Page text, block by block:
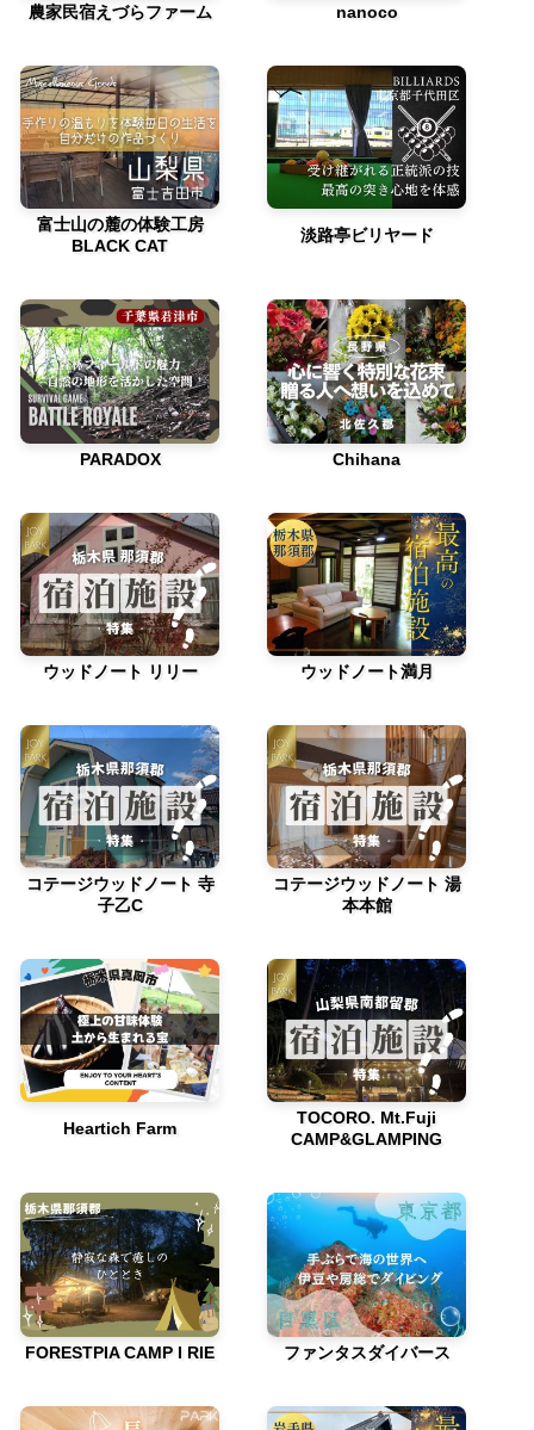
農家民宿えづらファーム nanoco
富士山の麓の体験工房
BLACK CAT
淡路亭ビリヤード
PARADOX Chihana
ウッドノート リリー ウッドノート満月
コテージウッドノート 寺
子乙C
コテージウッドノート 湯
本本館
Heartich Farm
TOCORO. Mt.Fuji
CAMP&GLAMPING
FORESTPIA CAMP I RIE ファンタスダイバース